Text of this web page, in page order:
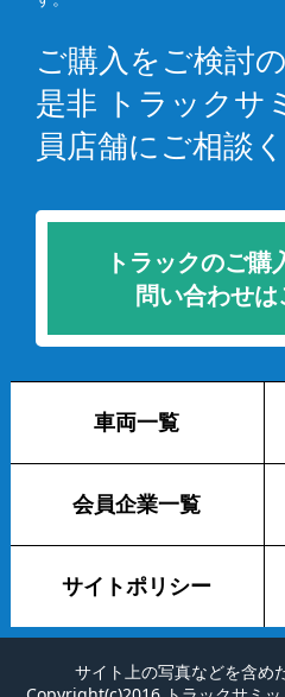
ご購入をご検討
是非 トラックサ
員店舗にご相談
トラックのご購
問い合わせ
車両一覧
会員企業一覧
サイトポリシー
サイト上の写真などを含